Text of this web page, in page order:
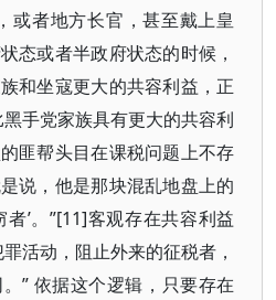
或者地方长官，甚至戴上皇
态或者半政府状态的时候，
和坐寇更大的共容利益，正
手党家族具有更大的共容利
匪帮头目在课税问题上不存
说，他是那块混乱地盘上的
’。”[11]客观存在共容利益
活动，阻止外来的征税者，
” 依据这个逻辑，只要存在